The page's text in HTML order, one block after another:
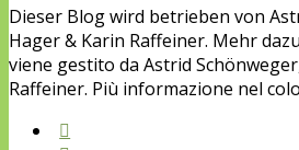
Dieser Blog wird betrieben von
Hager & Karin Raffeiner. Mehr
viene gestito da Astrid
Raffeiner. Più informazione nel